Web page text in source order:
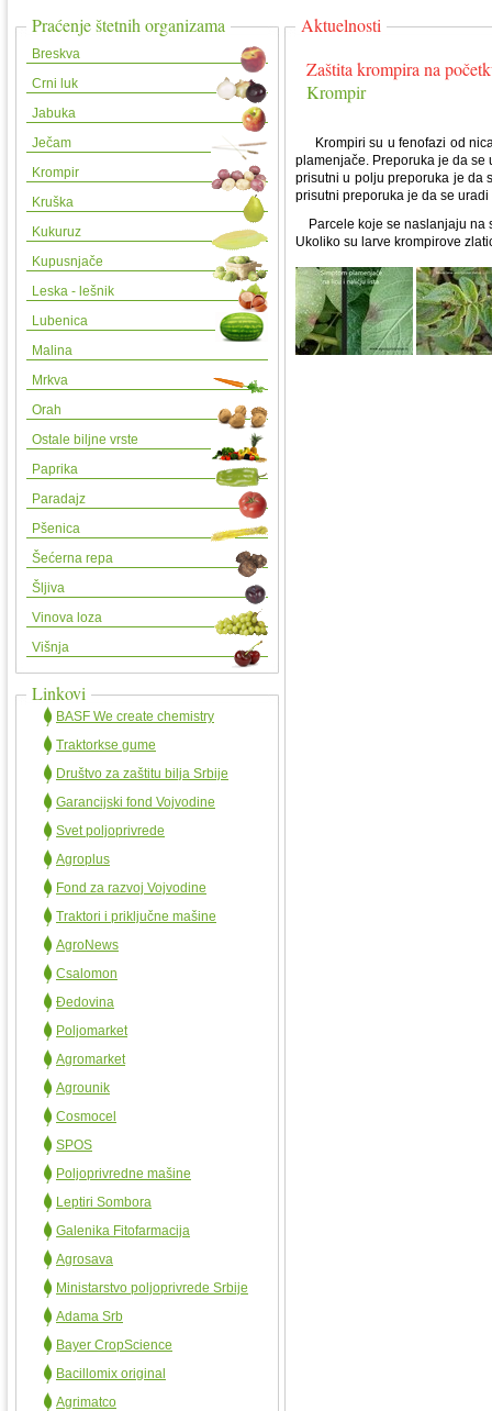
Praćenje štetnih organizama
Breskva
Crni luk
Jabuka
Ječam
Krompir
Kruška
Kukuruz
Kupusnjače
Leska - lešnik
Lubenica
Malina
Mrkva
Orah
Ostale biljne vrste
Paprika
Paradajz
Pšenica
Šećerna repa
Šljiva
Vinova loza
Višnja
Linkovi
BASF We create chemistry
Traktorkse gume
Društvo za zaštitu bilja Srbije
Garancijski fond Vojvodine
Svet poljoprivrede
Agroplus
Fond za razvoj Vojvodine
Traktori i priključne mašine
AgroNews
Csalomon
Đedovina
Poljomarket
Agromarket
Agrounik
Cosmocel
SPOS
Poljoprivredne mašine
Leptiri Sombora
Galenika Fitofarmacija
Agrosava
Ministarstvo poljoprivrede Srbije
Adama Srb
Bayer CropScience
Bacillomix original
Agrimatco
Aktuelnosti
Zaštita krompira na
Krompir
Krompiri su u fenofazi od
plamenjače. Preporuka je da
prisutni u polju preporuka je da
prisutni preporuka je da se
Parcele koje se naslanjaju na
Ukoliko su larve krompirove